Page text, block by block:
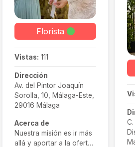
Florista
Vistas: 111
Dirección
Av. del Pintor Joaquín
Sorolla, 10, Málaga-Este,
29016 Málaga
Acerca de
Nuestra misión es ir más
allá y aportar a la oferta
C.